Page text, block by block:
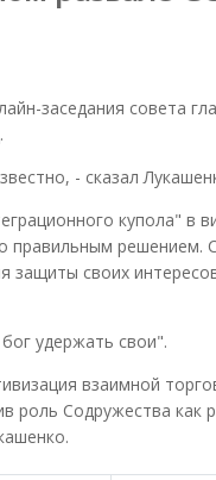
заседания совета
- сказал
купола"
правильным решением.
защиты своих
удержать свои".
взаимной
роль Содружества как